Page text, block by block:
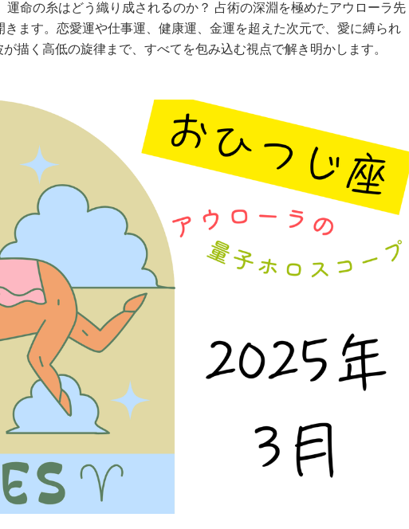
命の糸はどう織り成されるのか？ 占術の深淵を極めたアウローラ先
ます。恋愛運や仕事運、健康運、金運を超えた次元で、愛に縛られ
描く高低の旋律まで、すべてを包み込む視点で解き明かします。